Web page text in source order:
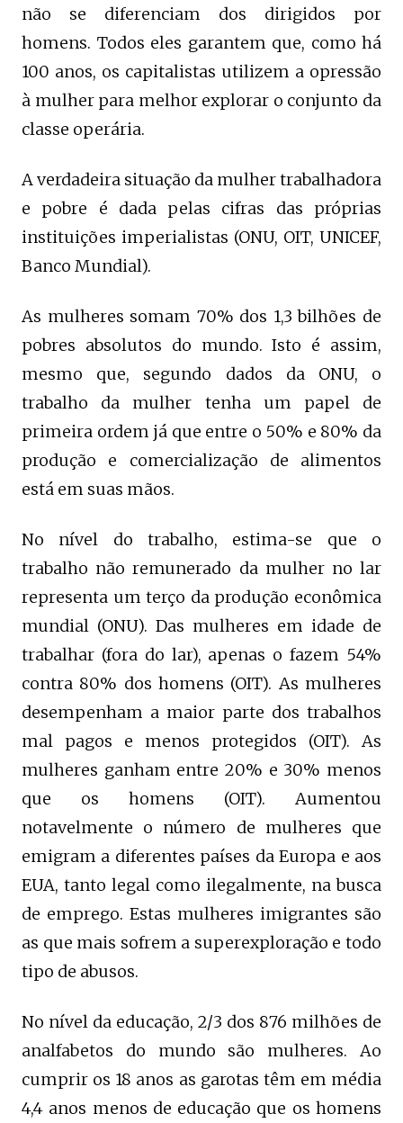
não se diferenciam dos dirigidos por
homens. Todos eles garantem que, como há
100 anos, os capitalistas utilizem a opressão
à mulher para melhor explorar o conjunto da
classe operária.
A verdadeira situação da mulher trabalhadora
e pobre é dada pelas cifras das próprias
instituições imperialistas (ONU, OIT, UNICEF,
Banco Mundial).
As mulheres somam 70% dos 1,3 bilhões de
pobres absolutos do mundo. Isto é assim,
mesmo que, segundo dados da ONU, o
trabalho da mulher tenha um papel de
primeira ordem já que entre o 50% e 80% da
produção e comercialização de alimentos
está em suas mãos.
No nível do trabalho, estima-se que o
trabalho não remunerado da mulher no lar
representa um terço da produção econômica
mundial (ONU). Das mulheres em idade de
trabalhar (fora do lar), apenas o fazem 54%
contra 80% dos homens (OIT). As mulheres
desempenham a maior parte dos trabalhos
mal pagos e menos protegidos (OIT). As
mulheres ganham entre 20% e 30% menos
que os homens (OIT). Aumentou
notavelmente o número de mulheres que
emigram a diferentes países da Europa e aos
EUA, tanto legal como ilegalmente, na busca
de emprego. Estas mulheres imigrantes são
as que mais sofrem a superexploração e todo
tipo de abusos.
No nível da educação, 2/3 dos 876 milhões de
analfabetos do mundo são mulheres. Ao
cumprir os 18 anos as garotas têm em média
4,4 anos menos de educação que os homens